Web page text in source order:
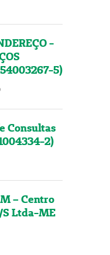
-
5)
Consultas
2)
– Centro
S Ltda-ME